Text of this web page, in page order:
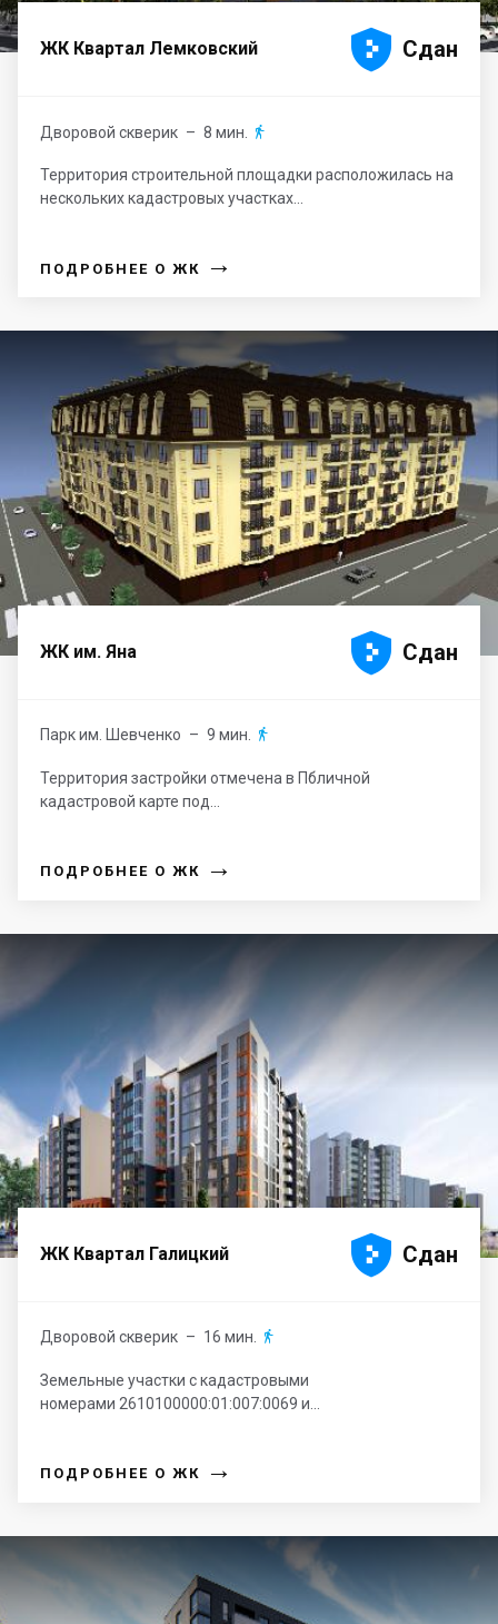
ЖК Квартал Лемковский 



 Сдан
Дворовой скверик – 8 мин. 
Территория строительной площадки расположилась на
нескольких кадастровых участках...
ПОДРОБНЕЕ О ЖК →
ЖК им. Яна 



 Сдан
Парк им. Шевченко – 9 мин. 
Территория застройки отмечена в Пбличной
кадастровой карте под...
ПОДРОБНЕЕ О ЖК →
ЖК Квартал Галицкий 



 Сдан
Дворовой скверик – 16 мин. 
Земельные участки с кадастровыми
номерами 2610100000:01:007:0069 и...
ПОДРОБНЕЕ О ЖК →